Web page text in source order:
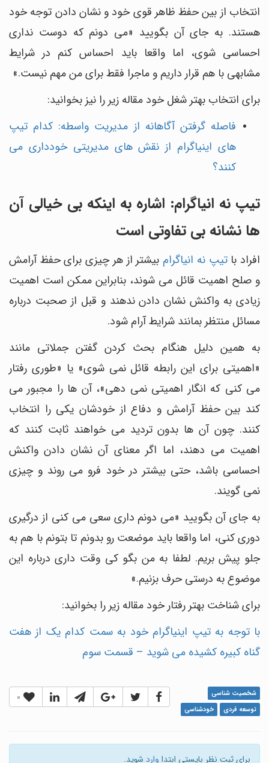
انتخاب از بین حفظ ظاهر قوی خود و نشان دادن توجه خود
هستند. به جای آن بگویید «می دونم که دوست نداری
احساسی شوی، اما واقعا باید احساس کنم در شرایط
مشابهی با هم قرار داریم و ماجرا فقط برای من مهم نیست.»
برای انتخاب بهتر شغل خود مقاله زیر را نیز بخوانید:
فاصله گرفتن آگاهانه از مدیریت واسطه: کدام تیپ
های اینیاگرام از نقش های مدیریتی خودداری می
کنند؟
تیپ نه انیاگرام: اشاره به اینکه بی خیالی آن
ها نشانه بی تفاوتی است
افراد باتیپ نه انیاگرام بیشتر از هر چیزی برای حفظ آرامش
و صلح اهمیت قائل می شوند، بنابراین ممکن است اهمیت
زیادی به واکنش نشان دادن ندهند و قبل از صحبت درباره
مسائل منتظر بمانند شرایط آرام شود.
به همین دلیل هنگام بحث کردن گفتن جملاتی مانند
«اهمیتی برای این رابطه قائل نمی شوی» یا «طوری رفتار
می کنی که انگار اهمیتی نمی دهی»، آن ها را مجبور می
کند بین حفظ آرامش و دفاع از خودشان یکی را انتخاب
کنند. چون آن ها بدون تردید می خواهند ثابت کنند که
اهمیت می دهند، اما اگر معنای آن نشان دادن واکنش
احساسی باشد، حتی بیشتر در خود فرو می روند و چیزی
نمی گویند.
به جای آن بگویید «می دونم داری سعی می کنی از درگیری
دوری کنی، اما واقعا باید موضعت رو بدونم تا بتونم با هم به
جلو پیش بریم. لطفا به من بگو کی وقت داری درباره این
موضوع به درستی حرف بزنیم.»
برای شناخت بهتر رفتار خود مقاله زیر را بخوانید:
با توجه به تیپ اینیاگرام خود به سمت کدام یک از هفت
گناه کبیره کشیده می شوید – قسمت سوم
0
شخصیت شناسی
توسعه فردی
خودشناسی
برای ثبت نظر بایستی ابتدا وارد شوید.